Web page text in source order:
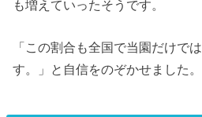
も増えていったそうです。
「この割合も全国で当園だけで
す。」と自信をのぞかせました。